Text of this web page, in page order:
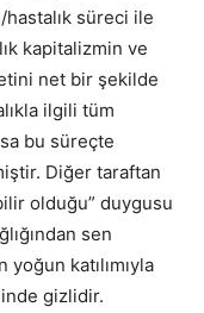
süreci ile
kapitalizmin ve
net bir şekilde
ilgili tüm
bu süreçte
Diğer taraftan
olduğu” duygusu
sen
yoğun katılımıyla
gizlidir.